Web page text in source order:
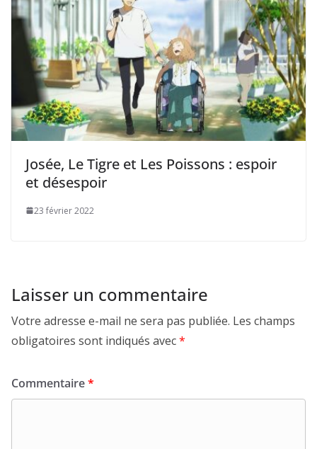
Josée, Le Tigre et Les Poissons : espoir
et désespoir
23 février 2022
Laisser un commentaire
Votre adresse e-mail ne sera pas publiée. Les champs
obligatoires sont indiqués avec*
Commentaire*